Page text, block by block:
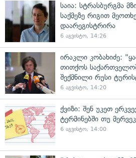
საია: სტრასბურგმა
საქმეზე რიგით
დაარეგისტრირა
6 აგვისტო, 14:26
ირაკლი კობახიძე:
თითქოს
შექმნილი რუსი
6 აგვისტო, 14:20
ქვიზი: შენ უკეთ
ტერმინებში თუ
6 აგვისტო, 14:00